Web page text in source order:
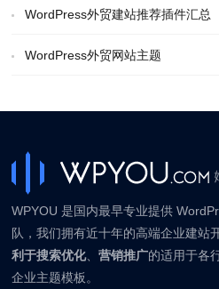
WordPress外贸建站推荐插件汇总
WordPress外贸网站主题
WPYOU 是国内最早专业提供
队，我们拥有近十年的高端企业建站
利于搜索优化、营销推广的适用于各
企业主题模板。